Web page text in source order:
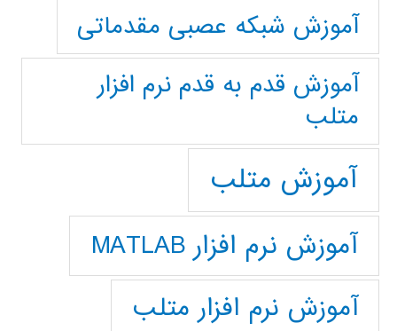
آموزش شبکه عصبی مقدماتی
آموزش قدم به قدم نرم افزار
متلب
آموزش متلب
آموزش نرم افزار MATLAB
آموزش نرم افزار متلب